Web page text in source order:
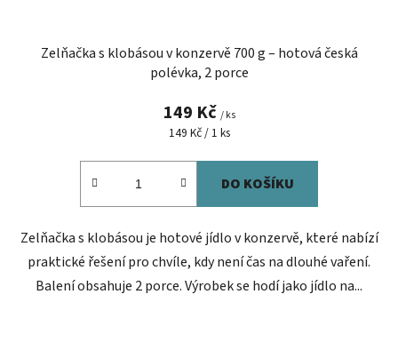
Zelňačka s klobásou v konzervě 700 g – hotová česká
polévka, 2 porce
149 Kč / ks
Měrná
149 Kč / 1 ks
DO KOŠÍKU
Zelňačka s klobásou je hotové jídlo v konzervě, které nabízí
praktické řešení pro chvíle, kdy není čas na dlouhé vaření.
Balení obsahuje 2 porce. Výrobek se hodí jako jídlo na...